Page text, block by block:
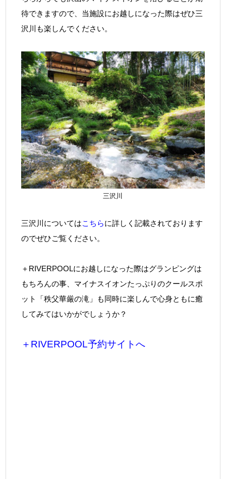
待できますので、当施設にお越しになった際はぜひ三
沢川も楽しんでください。
三沢川
三沢川についてはこちらに詳しく記載されております
のでぜひご覧ください。
＋RIVERPOOLにお越しになった際はグランピングは
もちろんの事、マイナスイオンたっぷりのクールスポ
ット「秩父華厳の滝」も同時に楽しんで心身ともに癒
してみてはいかがでしょうか？
＋RIVERPOOL予約サイトへ